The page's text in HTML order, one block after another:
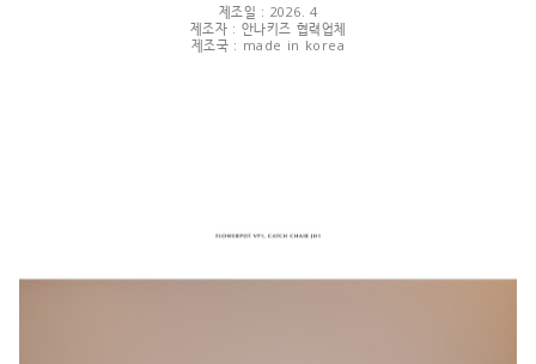
제조일 : 2026. 4
제조자 : 안나키즈 협력업체
제조국 : made in korea